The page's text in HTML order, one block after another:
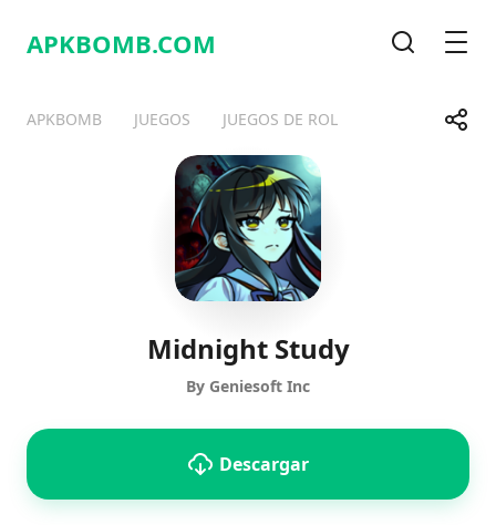
APKBOMB.COM
APKBOMB JUEGOS JUEGOS DE ROL
TelegramFacebook
Midnight Study
By Geniesoft Inc
Descargar